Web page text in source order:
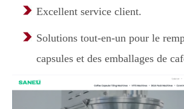
Excellent service client.
Solutions tout-en-un pour le
capsules et des emballages de